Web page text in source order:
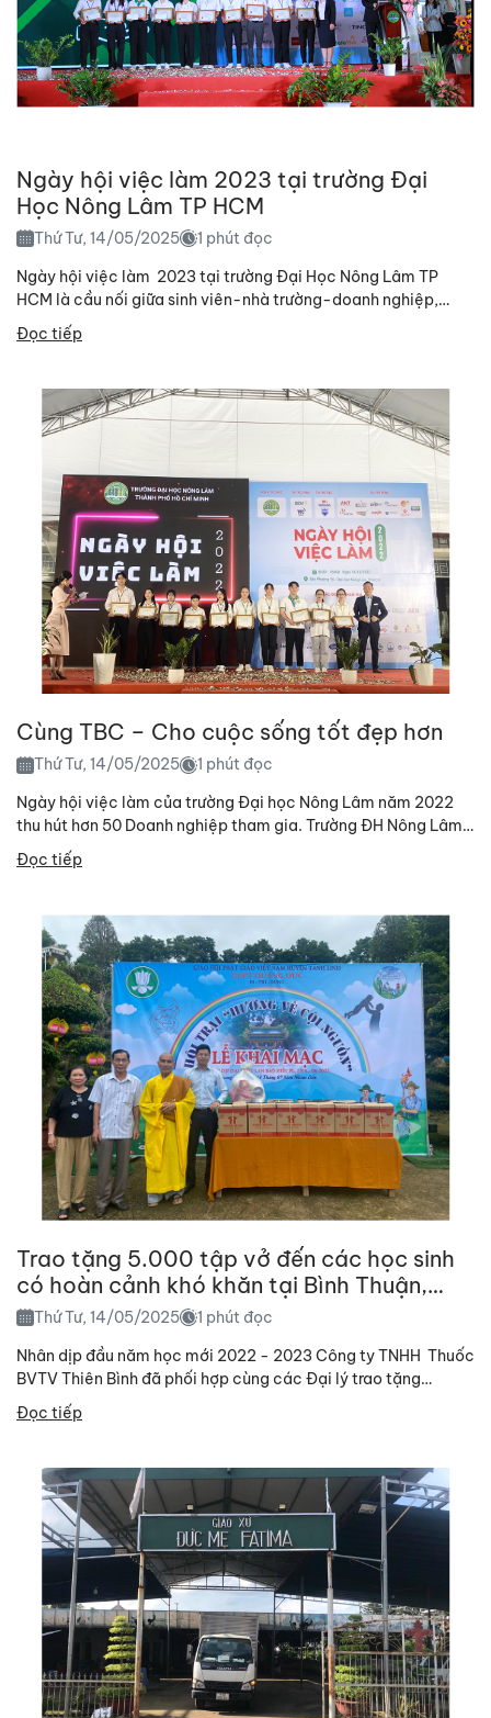
Ngày hội việc làm 2023 tại trường Đại
Học Nông Lâm TP HCM
Thứ Tư, 14/05/2025
1 phút đọc
Ngày hội việc làm 2023 tại trường Đại Học Nông Lâm TP
HCM là cầu nối giữa sinh viên-nhà trường-doanh nghiệp,
cũng là cơ hội để...
Đọc tiếp
Cùng TBC – Cho cuộc sống tốt đẹp hơn
Thứ Tư, 14/05/2025
1 phút đọc
Ngày hội việc làm của trường Đại học Nông Lâm năm 2022
thu hút hơn 50 Doanh nghiệp tham gia. Trường ĐH Nông Lâm
là ngôi trường...
Đọc tiếp
Trao tặng 5.000 tập vở đến các học sinh
có hoàn cảnh khó khăn tại Bình Thuận,
Đồng Nai, Lâm Đồng.
Thứ Tư, 14/05/2025
1 phút đọc
Nhân dịp đầu năm học mới 2022 - 2023 Công ty TNHH Thuốc
BVTV Thiên Bình đã phối hợp cùng các Đại lý trao tặng
5.000...
Đọc tiếp